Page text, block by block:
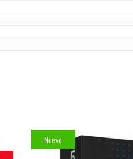
Nuevo